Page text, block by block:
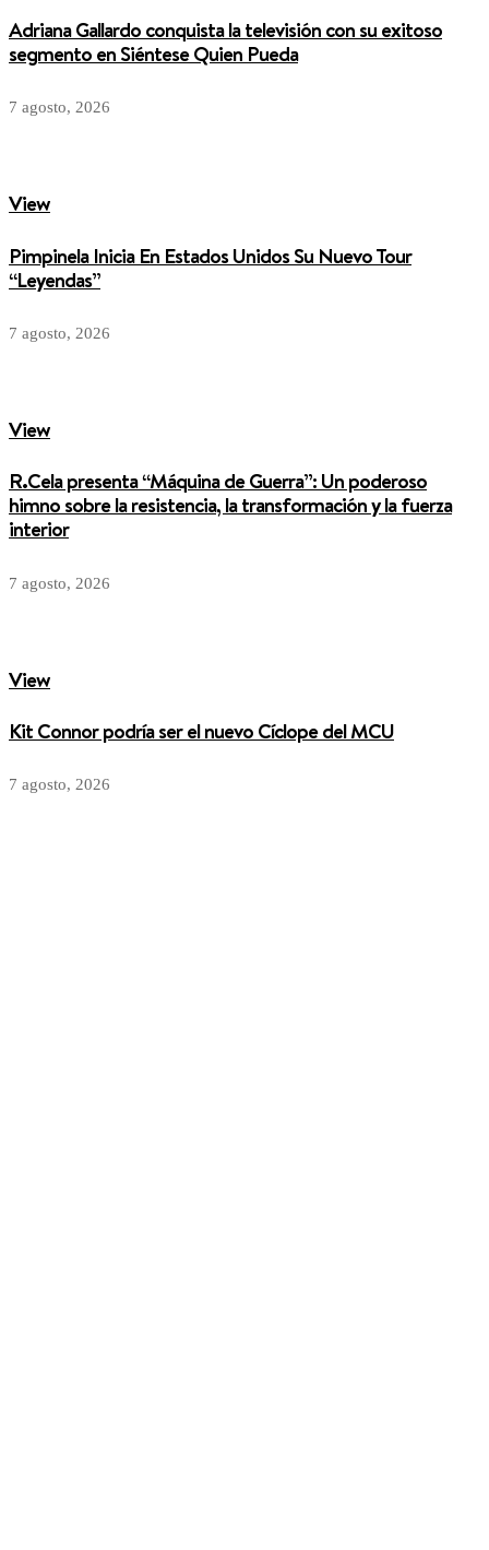
Adriana Gallardo conquista la televisión con su exitoso
segmento en Siéntese Quien Pueda
7 agosto, 2026
View
Pimpinela Inicia En Estados Unidos Su Nuevo Tour
“Leyendas”
7 agosto, 2026
View
R.Cela presenta “Máquina de Guerra”: Un poderoso
himno sobre la resistencia, la transformación y la fuerza
interior
7 agosto, 2026
View
Kit Connor podría ser el nuevo Cíclope del MCU
7 agosto, 2026